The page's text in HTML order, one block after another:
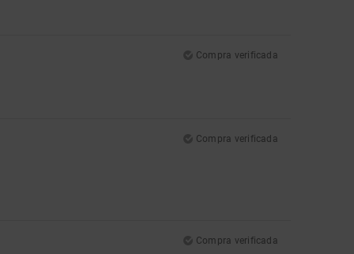
Compra verificada
Compra verificada
Compra verificada